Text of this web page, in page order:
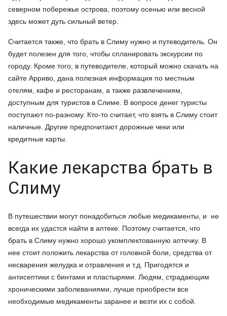
северном побережье острова, поэтому осенью или весной
здесь может дуть сильный ветер.
Считается также, что брать в Слиму нужно и путеводитель. Он
будет полезен для того, чтобы спланировать экскурсии по
городу. Кроме того, в путеводителе, который можно скачать на
сайте Арриво, дана полезная информация по местным
отелям, кафе и ресторанам, а также развлечениям,
доступным для туристов в Слиме. В вопросе денег туристы
поступают по-разному. Кто-то считает, что взять в Слиму стоит
наличные. Другие предпочитают дорожные чеки или
кредитные карты.
Какие лекарства брать в
Слиму
В путешествии могут понадобиться любые медикаменты, и не
всегда их удастся найти в аптеке. Поэтому считается, что
брать в Слиму нужно хорошо укомплектованную аптечку. В
нее стоит положить лекарства от головной боли, средства от
несварения желудка и отравления и т.д. Пригодятся и
антисептики с бинтами и пластырями. Людям, страдающим
хроническими заболеваниями, лучше приобрести все
необходимые медикаменты заранее и везти их с собой.